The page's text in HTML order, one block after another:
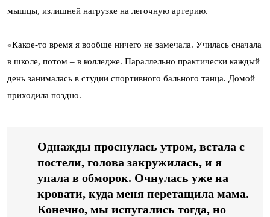
мышцы, излишней нагрузке на легочную артерию.
«Какое-то время я вообще ничего не замечала. Училась сначала
в школе, потом – в колледже. Параллельно практически каждый
день занималась в студии спортивного бального танца. Домой
приходила поздно.
Однажды проснулась утром, встала с
постели, голова закружилась, и я
упала в обморок. Очнулась уже на
кровати, куда меня перетащила мама.
Конечно, мы испугались тогда, но